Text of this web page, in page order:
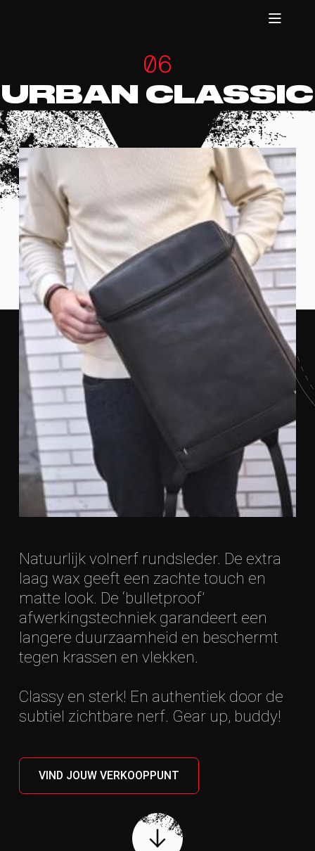
06
URBAN CLASSIC
Natuurlijk volnerf rundsleder. De extra
laag wax geeft een zachte touch en
matte look. De ‘bulletproof’
afwerkingstechniek garandeert een
langere duurzaamheid en beschermt
tegen krassen en vlekken.
Classy en sterk! En authentiek door de
subtiel zichtbare nerf. Gear up, buddy!
VIND JOUW VERKOOPPUNT
Wallets Backpacks
Travel gear